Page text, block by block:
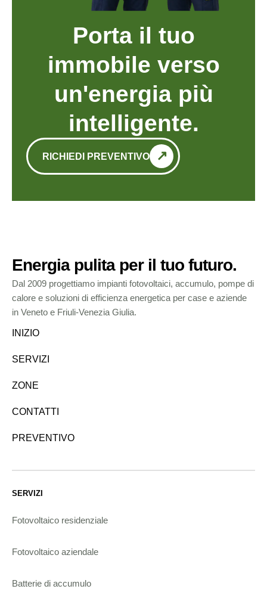
Porta il tuo
immobile verso
un'energia più
intelligente.
RICHIEDI PREVENTIVO
Energia pulita per il tuo futuro.
Dal 2009 progettiamo impianti fotovoltaici, accumulo, pompe di
calore e soluzioni di efficienza energetica per case e aziende
in Veneto e Friuli-Venezia Giulia.
INIZIO
SERVIZI
ZONE
CONTATTI
PREVENTIVO
SERVIZI
Fotovoltaico residenziale
Fotovoltaico aziendale
Batterie di accumulo